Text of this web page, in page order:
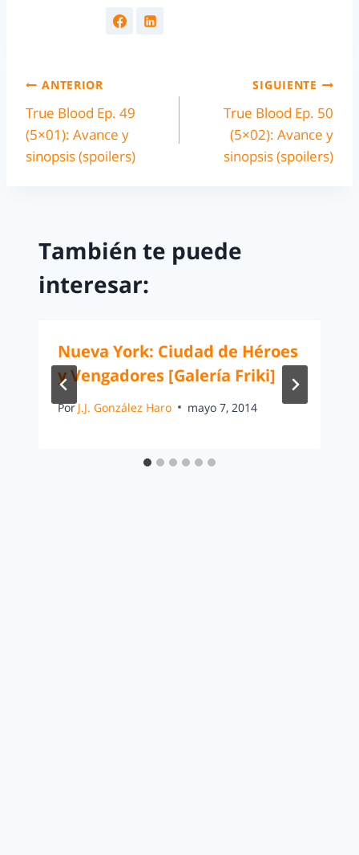
ANTERIOR
True Blood Ep. 49
(5×01): Avance y
sinopsis (spoilers)
SIGUIENTE
True Blood Ep. 50
(5×02): Avance y
sinopsis (spoilers)
También te puede
interesar:
Nueva York: Ciudad de Héroes
y Vengadores [Galería Friki]
Por J.J. González Haro mayo 7, 2014